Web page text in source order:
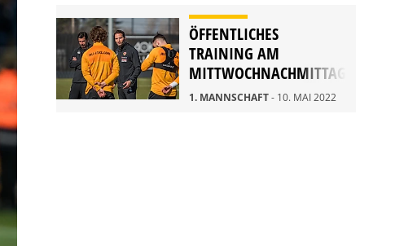
ÖFFENTLICHES
TRAINING AM
MITTWOCHNACHMITTAG
1. MANNSCHAFT- 10. MAI 2022